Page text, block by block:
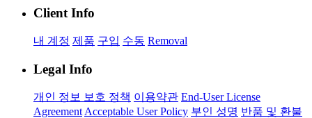
Client Info
내 계정 제품 구입 수동 Removal
Legal Info
개인 정보 보호 정책 이용약관 End-User License
Agreement Acceptable User Policy 부인 성명 반품 및 환불